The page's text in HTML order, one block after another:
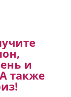
и
также